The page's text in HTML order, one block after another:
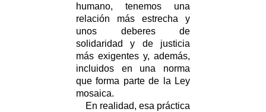
humano, tenemos una
relación más estrecha y
unos deberes de
solidaridad y de justicia
más exigentes y, además,
incluidos en una norma
que forma parte de la Ley
mosaica.
En realidad, esa práctica